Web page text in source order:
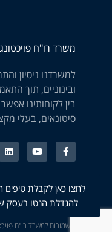
לחצו כאן לקבלת טיפים
להגדלת הנטו בעסק
משרד רו"ח פויכטונגר קיים משנת 1995
למשרדנו ניסיון
ובינוניים, תוך
בין לקוחותינו
סיטונאים, בעלי
©כל הזכויות שמורות למשרד רו"ח